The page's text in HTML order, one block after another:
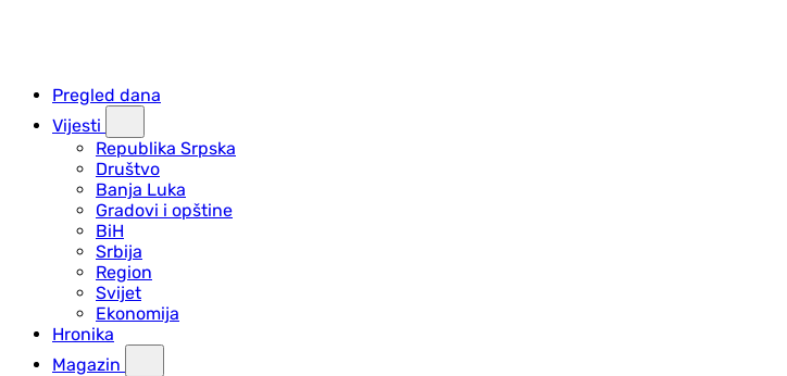
Pregled dana
Vijesti
Republika Srpska
Društvo
Banja Luka
Gradovi i opštine
BiH
Srbija
Region
Svijet
Ekonomija
Hronika
Magazin